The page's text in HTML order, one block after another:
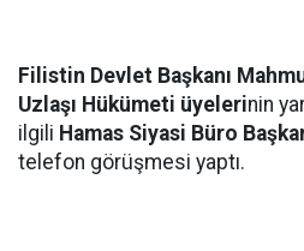
Filistin Devlet Başkanı
Uzlaşı Hükümeti üyelerinin
ilgili Hamas Siyasi Büro
telefon görüşmesi yaptı.